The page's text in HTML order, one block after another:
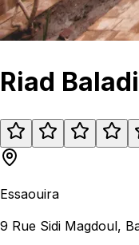
Riad
Essaouira
9 Rue Sidi Magdoul,